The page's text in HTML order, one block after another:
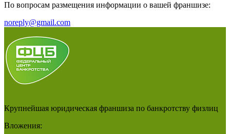
По вопросам размещения информации о вашей франшизе:
noreply@gmail.com
Крупнейшая юридическая франшиза по банкротству физлиц
Вложения: